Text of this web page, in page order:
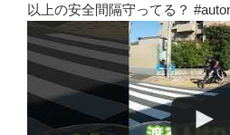
以上の安全間隔守ってる？